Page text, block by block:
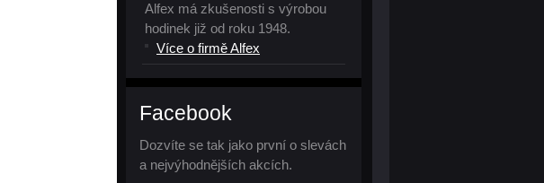
Alfex má zkušenosti s výrobou
hodinek již od roku 1948.
Více o firmě Alfex
Facebook
Dozvíte se tak jako první o slevách
a nejvýhodnějších akcích.